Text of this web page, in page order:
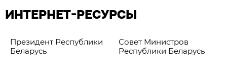
ИНТЕРНЕТ-РЕСУРСЫ
Президент Республики
Беларусь
Совет Министров
Республики Беларусь